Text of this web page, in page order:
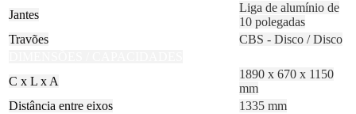
Jantes
Liga de alumínio de
10 polegadas
Travões
CBS - Disco / Disco
C x L x A
1890 x 670 x 1150
mm
Distância entre eixos
1335 mm